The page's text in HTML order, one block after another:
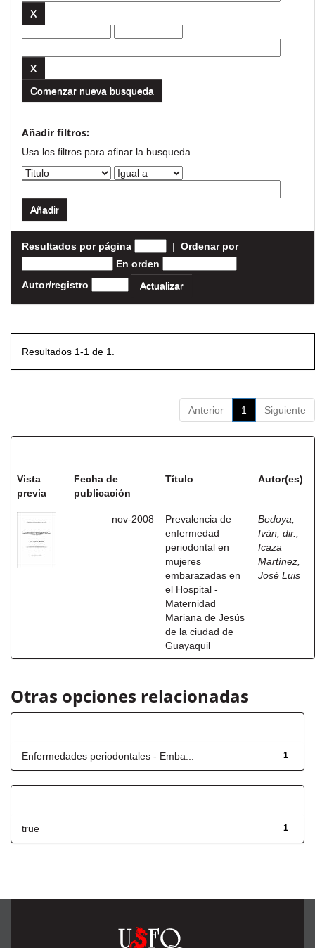
Comenzar nueva busqueda
Añadir filtros:
Usa los filtros para afinar la busqueda.
Resultados por página | Ordenar por
En orden
Autor/registro
Resultados 1-1 de 1.
Anterior 1 Siguiente
Vista
previa
Fecha de
publicación
Título Autor(es)
nov-2008
Prevalencia de
enfermedad
periodontal en
mujeres
embarazadas en
el Hospital -
Maternidad
Mariana de Jesús
de la ciudad de
Guayaquil
Bedoya,
Iván, dir. ;
Icaza
Martínez,
José Luis
Otras opciones relacionadas
1
Enfermedades periodontales - Emba...
1
true